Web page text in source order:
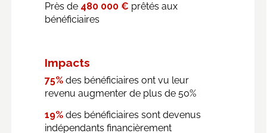
Près de 480 000 € prêtés aux
bénéficiaires
Impacts
75% des bénéficiaires ont vu leur
revenu augmenter de plus de 50%
19% des bénéficiaires sont devenus
indépendants financièrement